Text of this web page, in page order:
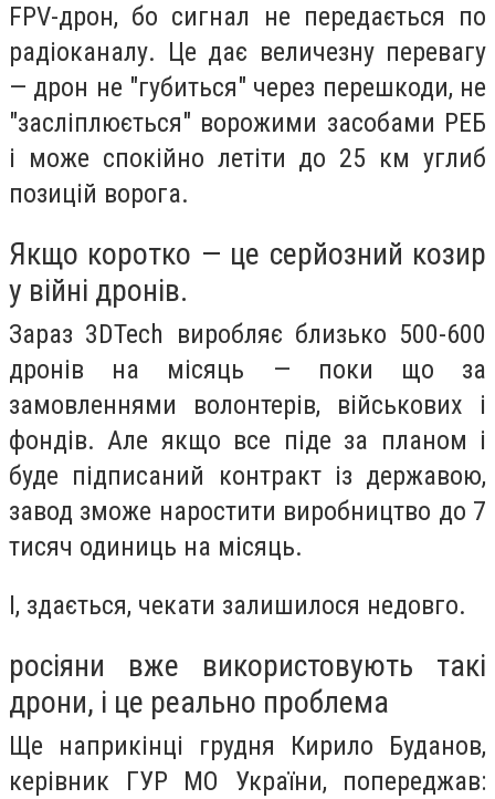
FPV-дрон, бо сигнал не передається по
радіоканалу. Це дає величезну перевагу
— дрон не "губиться" через перешкоди, не
"засліплюється" ворожими засобами РЕБ
і може спокійно летіти до 25 км углиб
позицій ворога.
Якщо коротко — це серйозний козир
у війні дронів.
Зараз 3DTech виробляє близько 500-600
дронів на місяць — поки що за
замовленнями волонтерів, військових і
фондів. Але якщо все піде за планом і
буде підписаний контракт із державою,
завод зможе наростити виробництво до 7
тисяч одиниць на місяць.
І, здається, чекати залишилося недовго.
росіяни вже використовують такі
дрони, і це реально проблема
Ще наприкінці грудня Кирило Буданов,
керівник ГУР МО України, попереджав: